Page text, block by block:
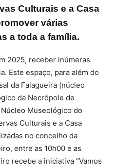
Culturais e a Casa
várias
a toda a família.
2025, receber inúmeras
Este espaço, para além do
da Falagueira (núcleo
da Necrópole de
Museológico do
Culturais e a Casa
no concelho da
entre as 10h00 e as
recebe a iniciativa “Vamos